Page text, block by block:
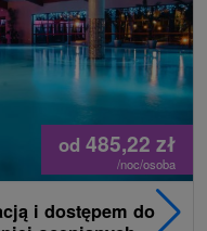
od 485,22 zł
/noc/osoba
i dostępem do